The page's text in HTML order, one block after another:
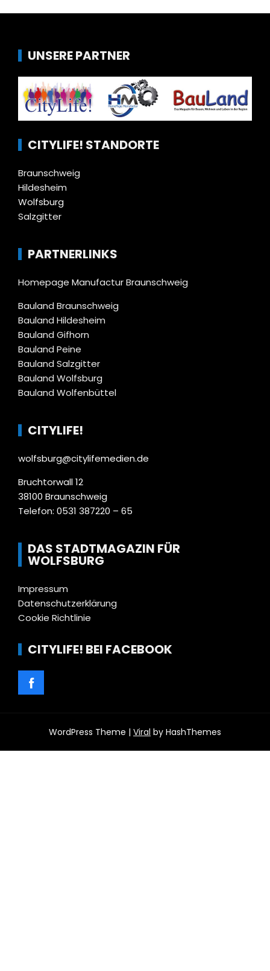
UNSERE PARTNER
CITYLIFE! STANDORTE
Braunschweig
Hildesheim
Wolfsburg
Salzgitter
PARTNERLINKS
Homepage Manufactur Braunschweig
Bauland Braunschweig
Bauland Hildesheim
Bauland Gifhorn
Bauland Peine
Bauland Salzgitter
Bauland Wolfsburg
Bauland Wolfenbüttel
CITYLIFE!
wolfsburg@citylifemedien.de
Bruchtorwall 12
38100 Braunschweig
Telefon: 0531 387220 – 65
DAS STADTMAGAZIN FÜR
WOLFSBURG
Impressum
Datenschutzerklärung
Cookie Richtlinie
CITYLIFE! BEI FACEBOOK
WordPress Theme | Viral by HashThemes